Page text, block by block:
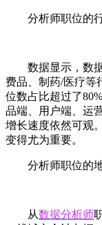
分析师职位的
数据显示，数
费品、制药/医疗等
位数占比超过了
品端、用户端、运
增长速度依然可观
变得尤为重要。
分析师职位的
从数据分析师